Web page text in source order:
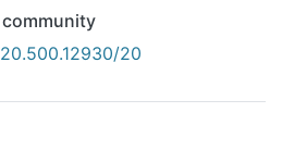
community
20